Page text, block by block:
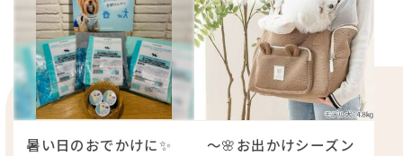
暑い日のおでかけに✨
～🌸お出かけシーズン